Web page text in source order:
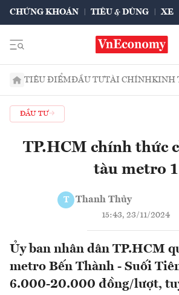
CHỨNG KHOÁN TIÊU & DÙNG XE
TIÊU ĐIỂMĐẦU TƯTÀI CHÍNHKINH
ĐẦU TƯ
TP.HCM chính thức
tàu metro 1
T Thanh Thủy
15:43, 23/11/2024
Ủy ban nhân dân TP.HCM
metro Bến Thành - Suối
6.000-20.000 đồng/lượt,